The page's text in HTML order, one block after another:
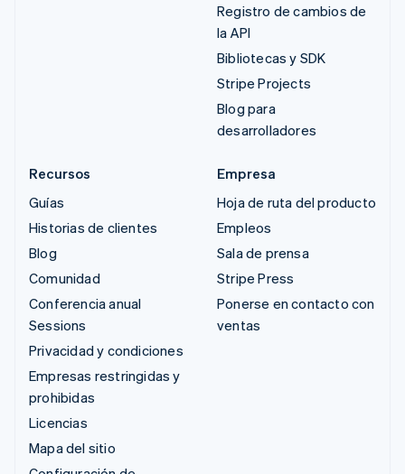
Registro de cambios de
la API
Bibliotecas y SDK
Stripe Projects
Blog para
desarrolladores
Recursos
Guías
Historias de clientes
Blog
Comunidad
Conferencia anual
Sessions
Privacidad y condiciones
Empresas restringidas y
prohibidas
Licencias
Mapa del sitio
Empresa
Hoja de ruta del producto
Empleos
Sala de prensa
Stripe Press
Ponerse en contacto con
ventas